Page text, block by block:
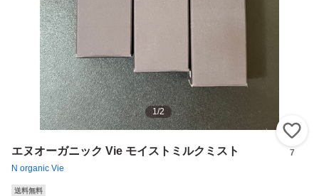
1/2
エヌオーガニック Vie モイストミルクミスト
N organic Vie
7
送料無料